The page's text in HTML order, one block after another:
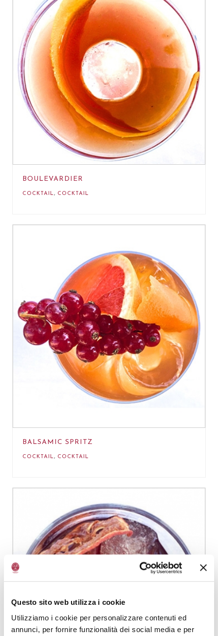
Questo sito web utilizza i cookie
Utilizziamo i cookie per personalizzare contenuti ed
annunci, per fornire funzionalità dei social media e per
BOULEVARDIER
COCKTAIL, COCKTAIL
BALSAMIC SPRITZ
COCKTAIL, COCKTAIL